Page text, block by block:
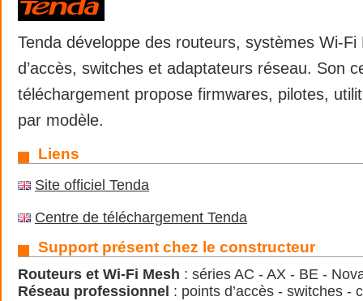
Tenda développe des routeurs, systèmes Wi-Fi
d’accès, switches et adaptateurs réseau. Son
téléchargement propose firmwares, pilotes,
par modèle.
Liens
Site officiel Tenda
Centre de téléchargement Tenda
Support présent chez le constructeur
Routeurs et Wi-Fi Mesh : séries AC - AX - BE -
Réseau professionnel : points d’accès - switches -